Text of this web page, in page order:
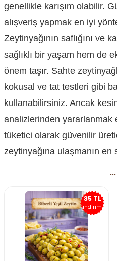
genellikle karışım olabilir.
alışveriş yapmak en iyi
Zeytinyağının saflığını ve
sağlıklı bir yaşam hem de
önem taşır. Sahte
kokusal ve tat testleri gibi
kullanabilirsiniz. Ancak
analizlerinden yararlanmak
tüketici olarak güvenilir
zeytinyağına ulaşmanın en
...
35 TL
indirim